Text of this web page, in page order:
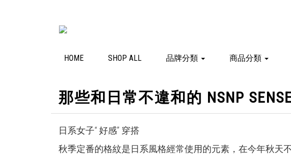
HOME SHOP ALL 品牌分類 商品分類
那些和日常不違和的 NSNP
日系女子“ 好感” 穿搭
秋季定番的格紋是日系風格經常使用的元素，在今年秋天